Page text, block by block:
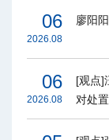
06
2026.08
廖阳
06
2026.08
[观点]
对处